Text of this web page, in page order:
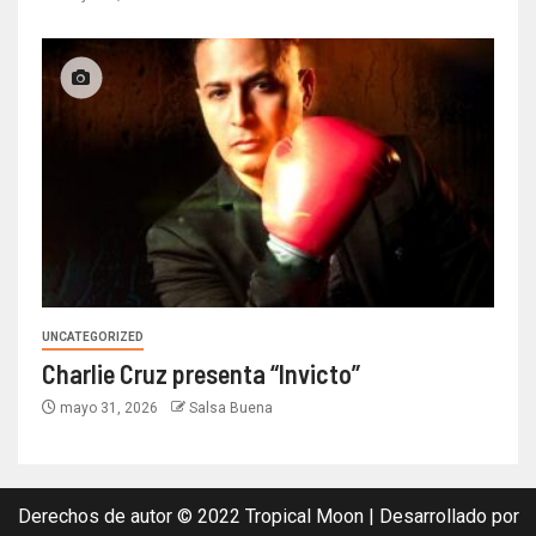
UNCATEGORIZED
Charlie Cruz presenta “Invicto”
mayo 31, 2026 Salsa Buena
Derechos de autor © 2022 Tropical Moon | Desarrollado por